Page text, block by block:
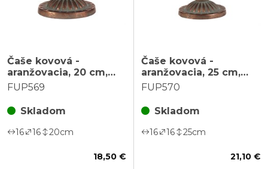
Čaše kovová -
aranžovacia, 20 cm,
farba medená
FUP569
Skladom
16 16 20cm
18,50 €
Čaše kovová -
aranžovacia, 25 cm,
farba medená
FUP570
Skladom
16 16 25cm
21,10 €